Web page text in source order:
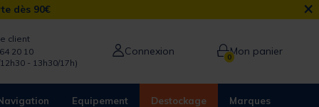
dès 90€ ×
client
20 10
- 13h30/17h)
Connexion 0Mon panier
Equipement Destockage Marques